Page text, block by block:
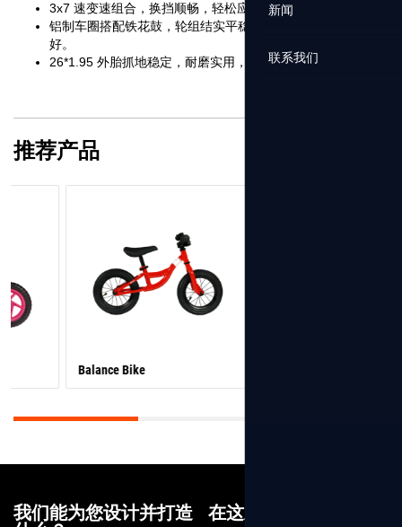
新闻
联系我们
3x7 速变速组合，换挡顺畅，轻松应对不同路况。
铝制车圈搭配铁花鼓，轮组结实平稳，承重与耐用性表现良
好。
26*1.95 外胎抓地稳定，耐磨实用，兼顾舒适性与通过性。
推荐产品
Balance Bike
我们能为您设计并打造
在这里工作很愉快